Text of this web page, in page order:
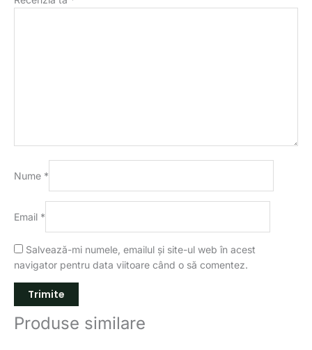
Nume *
Email *
Salvează-mi numele, emailul și site-ul web în acest
navigator pentru data viitoare când o să comentez.
Produse similare